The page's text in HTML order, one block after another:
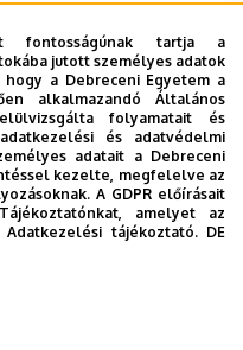
411 600 55298
Nagyerdei
négyszög, U épület
fontosságúnak tartja a
jutott személyes adatok
a Debreceni Egyetem a
alkalmazandó Általános
folyamatait és
és adatvédelmi
adatait a Debreceni
kezelte, megfelelve az
A GDPR előírásait
amelyet az
Adatkezelési tájékoztató. DE